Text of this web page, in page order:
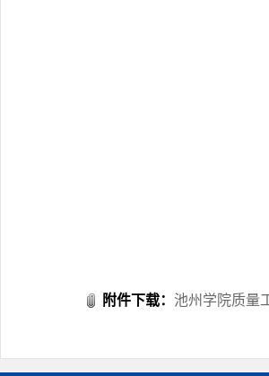
附件下载： 池州学院质量